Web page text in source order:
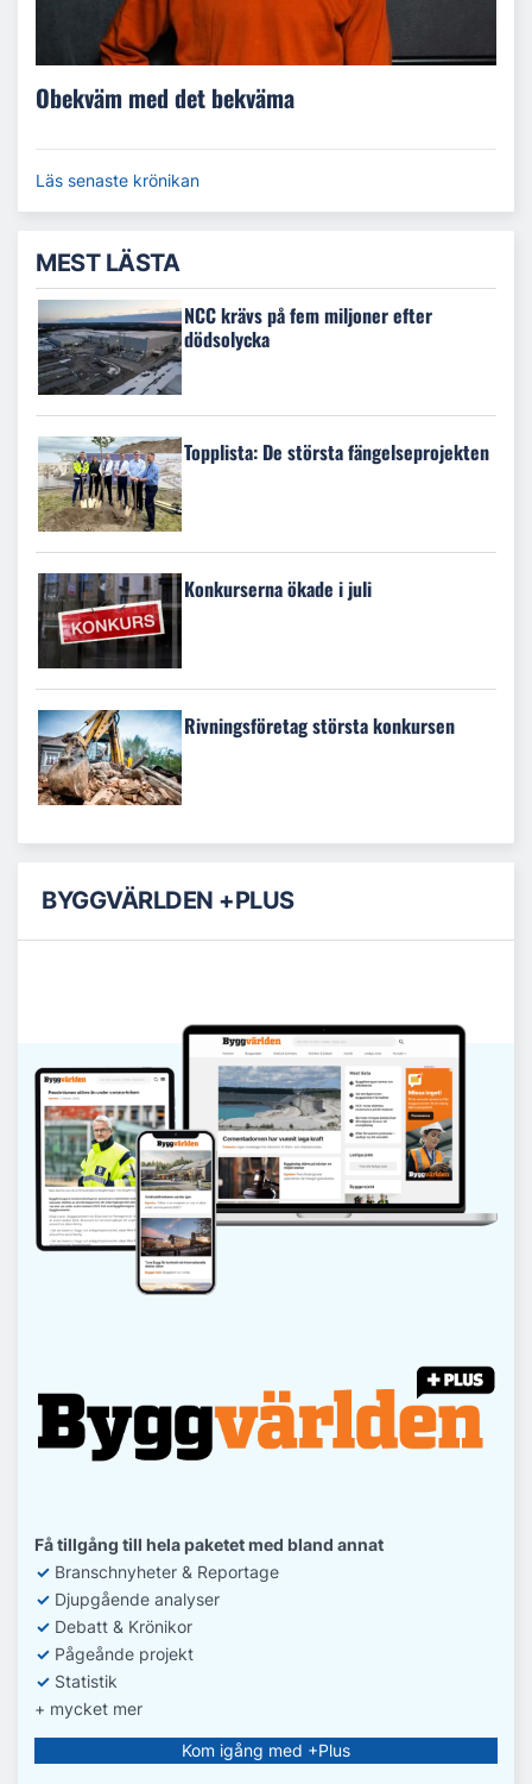
Obekväm med det bekväma
Läs senaste krönikan
MEST LÄSTA
NCC krävs på fem miljoner efter
dödsolycka
Topplista: De största fängelseprojekten
Konkurserna ökade i juli
Rivningsföretag största konkursen
BYGGVÄRLDEN +PLUS
Få tillgång till hela paketet med bland annat
✓ Branschnyheter & Reportage
✓ Djupgående analyser
✓ Debatt & Krönikor
✓ Pågeånde projekt
✓ Statistik
+ mycket mer
Kom igång med +Plus